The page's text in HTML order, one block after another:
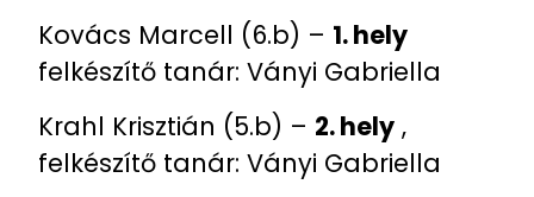
Kovács Marcell (6.b) – 1. hely
felkészítő tanár: Ványi Gabriella
Krahl Krisztián (5.b) – 2. hely ,
felkészítő tanár: Ványi Gabriella